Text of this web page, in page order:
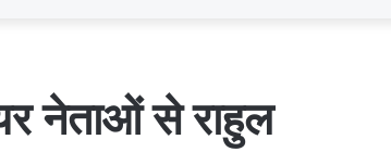
नेताओं से राहुल